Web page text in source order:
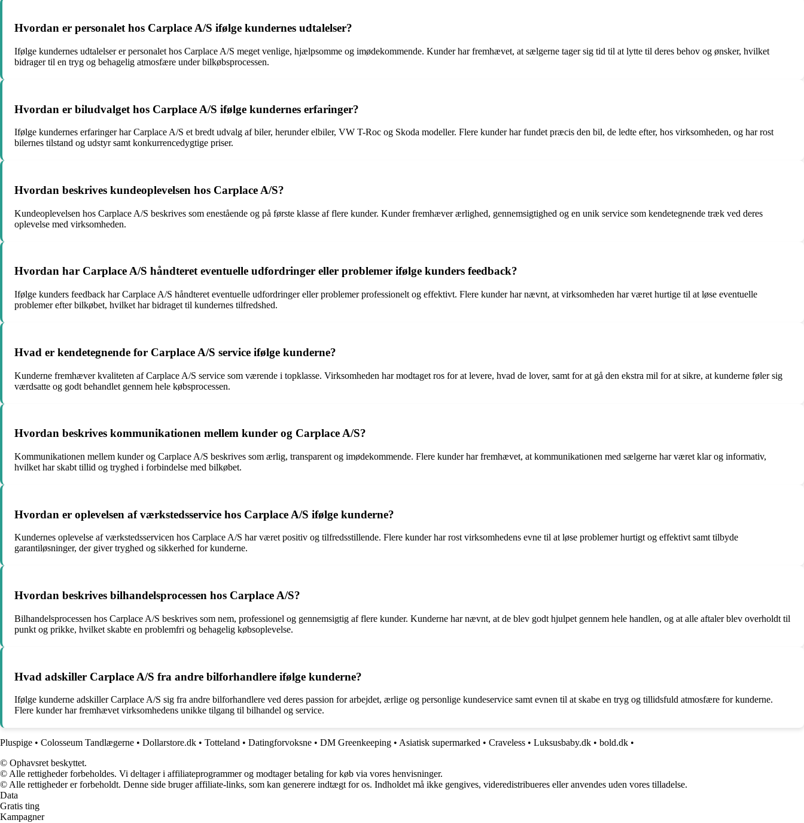
Hvordan er personalet hos Carplace A/S ifølge kundernes udtalelser?
Ifølge kundernes udtalelser er personalet hos Carplace A/S meget venlige, hjælpsomme og imødekommende. Kunder har fremhævet, at sælgerne tager sig tid til at lytte til deres behov og ønsker, hvilket
bidrager til en tryg og behagelig atmosfære under bilkøbsprocessen.
Hvordan er biludvalget hos Carplace A/S ifølge kundernes erfaringer?
Ifølge kundernes erfaringer har Carplace A/S et bredt udvalg af biler, herunder elbiler, VW T-Roc og Skoda modeller. Flere kunder har fundet præcis den bil, de ledte efter, hos virksomheden, og har rost
bilernes tilstand og udstyr samt konkurrencedygtige priser.
Hvordan beskrives kundeoplevelsen hos Carplace A/S?
Kundeoplevelsen hos Carplace A/S beskrives som enestående og på første klasse af flere kunder. Kunder fremhæver ærlighed, gennemsigtighed og en unik service som kendetegnende træk ved deres
oplevelse med virksomheden.
Hvordan har Carplace A/S håndteret eventuelle udfordringer eller problemer ifølge kunders feedback?
Ifølge kunders feedback har Carplace A/S håndteret eventuelle udfordringer eller problemer professionelt og effektivt. Flere kunder har nævnt, at virksomheden har været hurtige til at løse eventuelle
problemer efter bilkøbet, hvilket har bidraget til kundernes tilfredshed.
Hvad er kendetegnende for Carplace A/S service ifølge kunderne?
Kunderne fremhæver kvaliteten af Carplace A/S service som værende i topklasse. Virksomheden har modtaget ros for at levere, hvad de lover, samt for at gå den ekstra mil for at sikre, at kunderne føler sig
værdsatte og godt behandlet gennem hele købsprocessen.
Hvordan beskrives kommunikationen mellem kunder og Carplace A/S?
Kommunikationen mellem kunder og Carplace A/S beskrives som ærlig, transparent og imødekommende. Flere kunder har fremhævet, at kommunikationen med sælgerne har været klar og informativ,
hvilket har skabt tillid og tryghed i forbindelse med bilkøbet.
Hvordan er oplevelsen af værkstedsservice hos Carplace A/S ifølge kunderne?
Kundernes oplevelse af værkstedsservicen hos Carplace A/S har været positiv og tilfredsstillende. Flere kunder har rost virksomhedens evne til at løse problemer hurtigt og effektivt samt tilbyde
garantiløsninger, der giver tryghed og sikkerhed for kunderne.
Hvordan beskrives bilhandelsprocessen hos Carplace A/S?
Bilhandelsprocessen hos Carplace A/S beskrives som nem, professionel og gennemsigtig af flere kunder. Kunderne har nævnt, at de blev godt hjulpet gennem hele handlen, og at alle aftaler blev overholdt til
punkt og prikke, hvilket skabte en problemfri og behagelig købsoplevelse.
Hvad adskiller Carplace A/S fra andre bilforhandlere ifølge kunderne?
Ifølge kunderne adskiller Carplace A/S sig fra andre bilforhandlere ved deres passion for arbejdet, ærlige og personlige kundeservice samt evnen til at skabe en tryg og tillidsfuld atmosfære for kunderne.
Flere kunder har fremhævet virksomhedens unikke tilgang til bilhandel og service.
Pluspige • Colosseum Tandlægerne • Dollarstore.dk • Totteland • Datingforvoksne • DM Greenkeeping • Asiatisk supermarked • Craveless • Luksusbaby.dk • bold.dk •
© Ophavsret beskyttet.
© Alle rettigheder forbeholdes. Vi deltager i affiliateprogrammer og modtager betaling for køb via vores henvisninger.
© Alle rettigheder er forbeholdt. Denne side bruger affiliate-links, som kan generere indtægt for os. Indholdet må ikke gengives, videredistribueres eller anvendes uden vores tilladelse.
Data
Gratis ting
Kampagner